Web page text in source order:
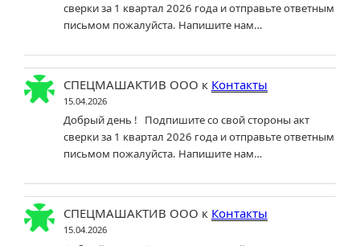
сверки за 1 квартал 2026 года и отправьте ответным
письмом пожалуйста. Напишите нам…
СПЕЦМАШАКТИВ ООО к Контакты
15.04.2026
Добрый день ! Подпишите со свой стороны акт
сверки за 1 квартал 2026 года и отправьте ответным
письмом пожалуйста. Напишите нам…
СПЕЦМАШАКТИВ ООО к Контакты
15.04.2026